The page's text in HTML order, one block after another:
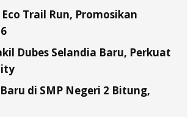
Trail Run, Promosikan
Dubes Selandia Baru, Perkuat
di SMP Negeri 2 Bitung,